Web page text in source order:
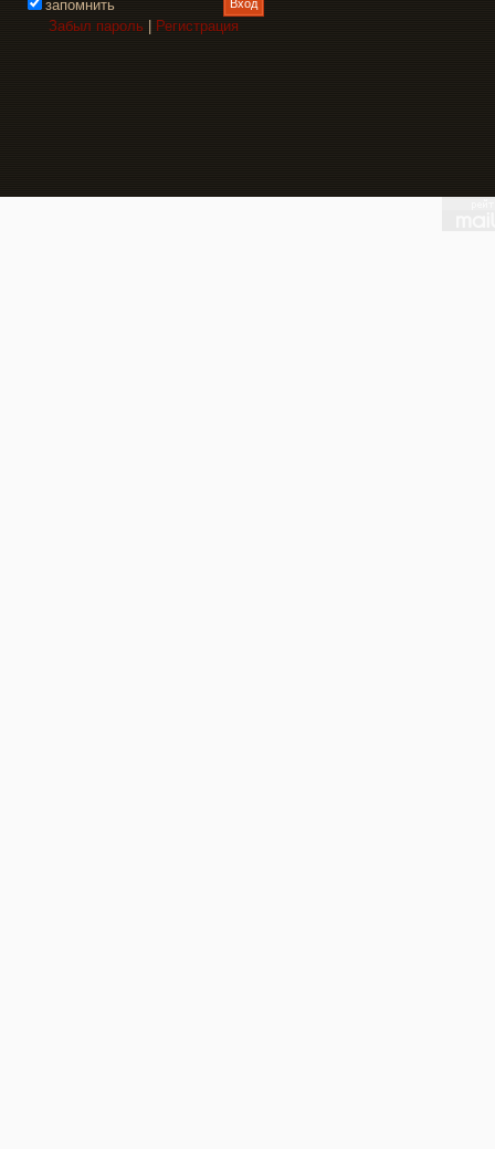
запомнить
Забыл пароль
Регистрация